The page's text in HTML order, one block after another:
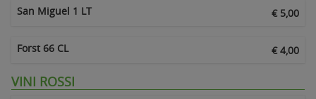
San Miguel 1 LT € 5,00
Forst 66 CL € 4,00
VINI ROSSI